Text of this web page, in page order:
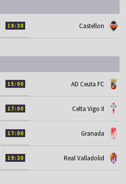
18:30 Castellon
15:00 AD Ceuta FC
17:00 Celta Vigo II
17:00 Granada
19:30 Real Valladolid